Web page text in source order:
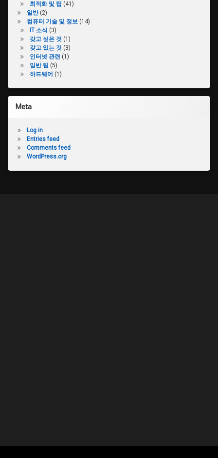
최적화 및 팁 (41)
일반(2)
컴퓨터 기술 및 정보(14)
IT 소식 (3)
갖고 싶은 것 (1)
갖고 있는 것 (3)
인터넷 관련 (1)
일반 팁 (5)
하드웨어 (1)
Meta
Log in
Entries feed
Comments feed
WordPress.org